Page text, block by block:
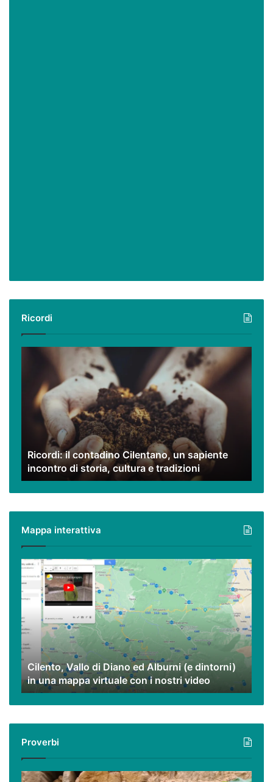
Ricordi
Cilentano,
sapiente
incontro
storia,
cultura
e
tradizioni
Ricordi: il contadino Cilentano, un sapiente
incontro di storia, cultura e tradizioni
Mappa interattiva
Cilento,
Vallo
di
Diano
ed
Alburni
(e
dintorni)
una
mappa
virtuale
nostri
video
Cilento, Vallo di Diano ed Alburni (e dintorni)
in una mappa virtuale con i nostri video
Proverbi
Podcast